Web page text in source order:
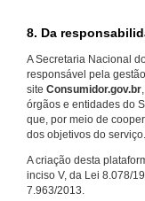
8. Da
A Secretaria Nacional
responsável pela
site Consumidor.gov.br
órgãos e entidades do
que, por meio de
dos objetivos do serviço.
A criação desta
inciso V, da Lei 8.078/
7.963/2013.